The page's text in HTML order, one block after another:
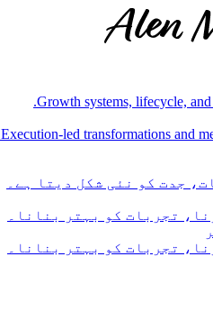
Growth systems, lifecycle,
Execution-led transformations and
تجربات کو بہتر بنانا۔
تجربات کو بہتر بنانا۔